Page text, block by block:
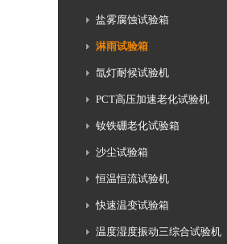
盐雾腐蚀试验箱
淋雨试验箱
氙灯耐候试验机
PCT高压加速老化试验机
钕铁硼老化试验箱
沙尘试验箱
恒温恒流试验机
快速温变试验箱
温度湿度振动三综合试验机